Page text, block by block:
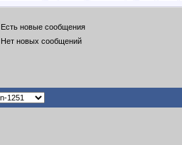
Есть новые сообщения
Нет новых сообщений